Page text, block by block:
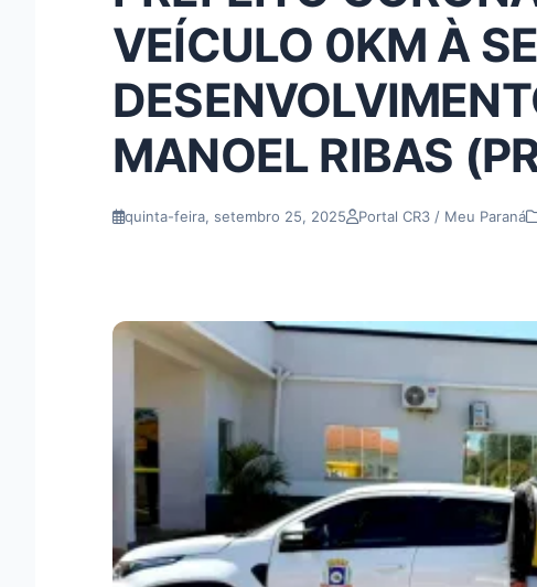
VEÍCULO 0KM À
MANOEL RIBAS
quinta-feira, setembro 25, 2025 Portal CR3 / Meu Paraná